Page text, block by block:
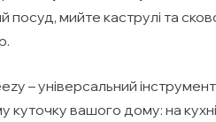
посуд, мийте каструлі та
– універсальний
вашого дому: на